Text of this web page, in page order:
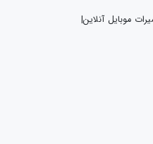
موبایل آنلاین|